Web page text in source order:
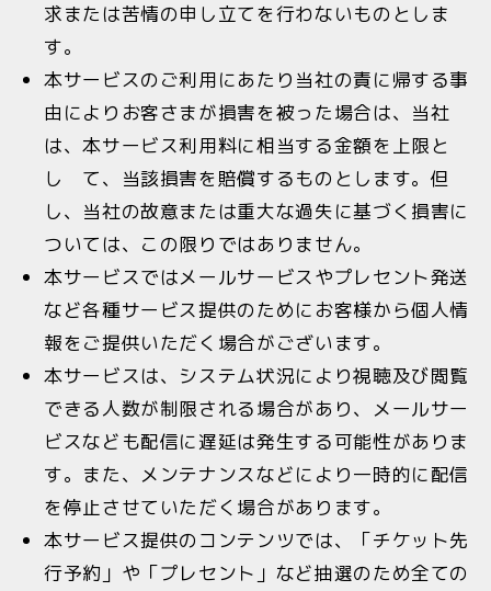
求または苦情の申し立てを行わないものとしま
す。
本サービスのご利用にあたり当社の責に帰する事
由によりお客さまが損害を被った場合は、当社
は、本サービス利用料に相当する金額を上限と
し て、当該損害を賠償するものとします。但
し、当社の故意または重大な過失に基づく損害に
ついては、この限りではありません。
本サービスではメールサービスやプレセント発送
など各種サービス提供のためにお客様から個人情
報をご提供いただく場合がございます。
本サービスは、システム状況により視聴及び閲覧
できる人数が制限される場合があり、メールサー
ビスなども配信に遅延は発生する可能性がありま
す。また、メンテナンスなどにより一時的に配信
を停止させていただく場合があります。
本サービス提供のコンテンツでは、「チケット先
行予約」や「プレセント」など抽選のため全ての